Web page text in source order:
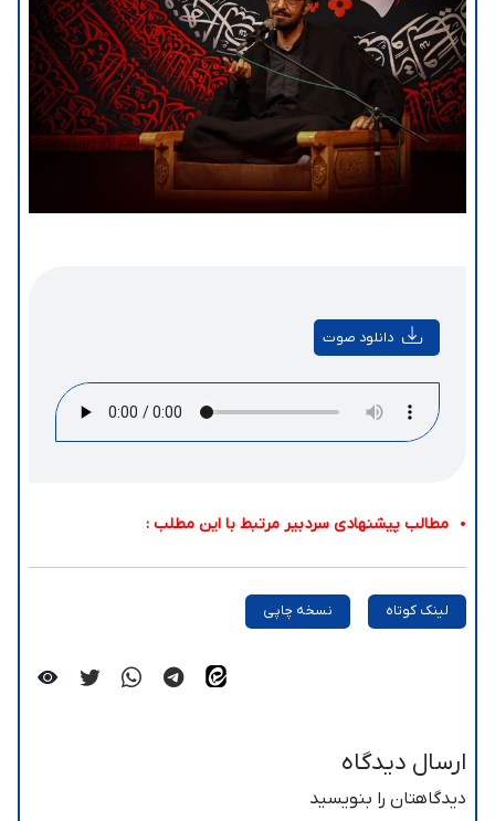
دانلود صوت
مطالب پیشنهادی سردبیر مرتبط با این مطلب :
لینک کوتاه نسخه چاپی
ارسال دیدگاه
دیدگاهتان را بنویسید